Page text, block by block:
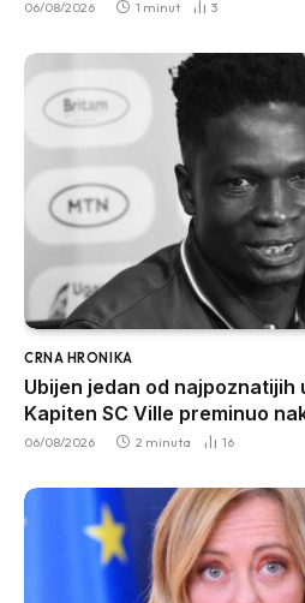
06/08/2026 1 minut 3
CRNA HRONIKA
Ubijen jedan od
Kapiten SC Ville preminuo
06/08/2026 2 minuta 16